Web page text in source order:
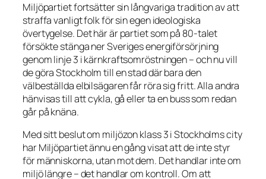
Miljöpartiet fortsätter sin långvariga tradition av att
straffa vanligt folk för sin egen ideologiska
övertygelse. Det här är partiet som på 80-talet
försökte stänga ner Sveriges energiförsörjning
genom linje 3 i kärnkraftsomröstningen – och nu vill
de göra Stockholm till en stad där bara den
välbeställda elbilsägaren får röra sig fritt. Alla andra
hänvisas till att cykla, gå eller ta en buss som redan
går på knäna.
Med sitt beslut om miljözon klass 3 i Stockholms city
har Miljöpartiet ännu en gång visat att de inte styr
för människorna, utan mot dem. Det handlar inte om
miljö längre – det handlar om kontroll. Om att